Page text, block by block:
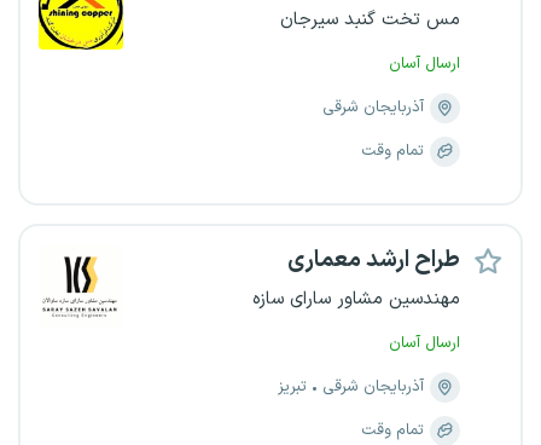
مس تخت گنبد سیرجان
ارسال آسان
آذربایجان شرقی
تمام وقت
طراح ارشد معماری
مهندسین مشاور سارای سازه
ارسال آسان
آذربایجان شرقی
تبریز
تمام وقت